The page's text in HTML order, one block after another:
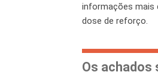
informações mais
dose de reforço.
Os achados